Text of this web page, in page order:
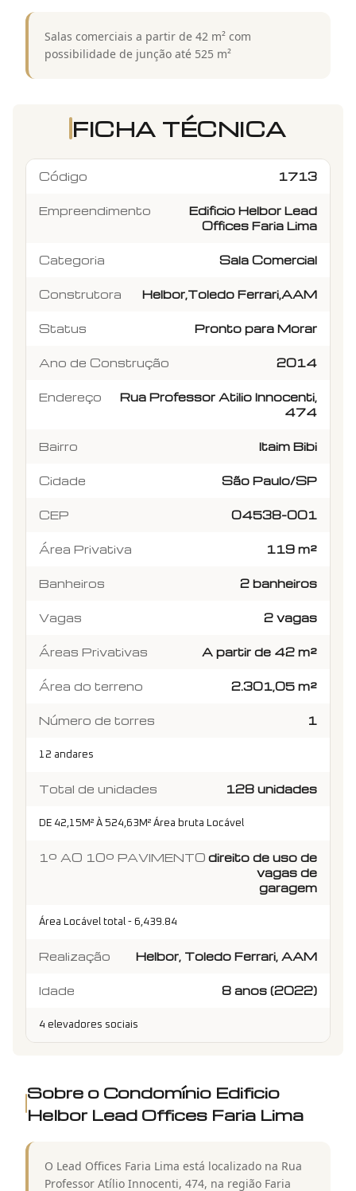
Salas comerciais a partir de 42 m² com
possibilidade de junção até 525 m²
FICHA TÉCNICA
Código 1713
Empreendimento
Edificio Helbor Lead
Offices Faria Lima
Categoria Sala Comercial
Construtora Helbor,Toledo Ferrari,AAM
Status Pronto para Morar
Ano de Construção 2014
Endereço
Rua Professor Atilio Innocenti,
474
Bairro Itaim Bibi
Cidade São Paulo/SP
CEP 04538-001
Área Privativa 119 m²
Banheiros 2 banheiros
Vagas 2 vagas
Áreas Privativas A partir de 42 m²
Área do terreno 2.301,05 m²
Número de torres 1
12 andares
Total de unidades 128 unidades
DE 42,15M² À 524,63M² Área bruta Locável
1º AO 10º PAVIMENTO direito de uso de
vagas de
garagem
Área Locável total - 6,439.84
Realização Helbor, Toledo Ferrari, AAM
Idade 8 anos (2022)
4 elevadores sociais
Sobre o Condomínio Edificio
Helbor Lead Offices Faria Lima
O Lead Offices Faria Lima está localizado na Rua
Professor Atílio Innocenti, 474, na região Faria